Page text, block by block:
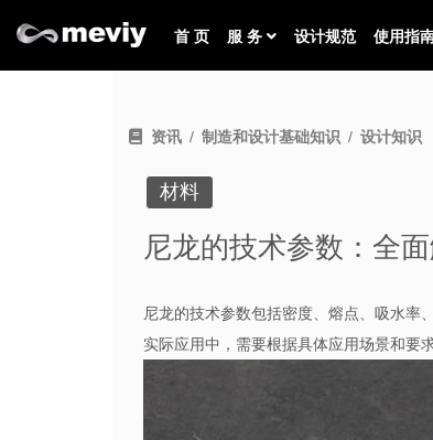
首 页 服 务 设计规范 使用指
资讯 制造和设计基础知识 设计知识
材料
尼龙的技术参数：全
尼龙的技术参数包括密度、熔点、吸水率
实际应用中，需要根据具体应用场景和要